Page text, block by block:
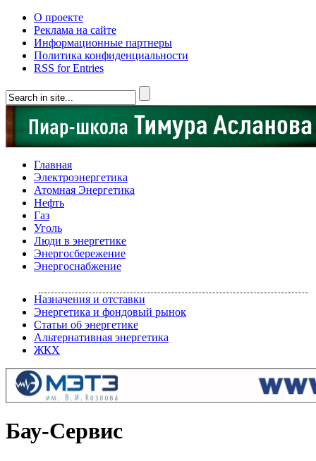
О проекте
Реклама на сайте
Информационные партнеры
Политика конфиденциальности
RSS for Entries
Главная
Электроэнергетика
Атомная Энергетика
Нефть
Газ
Уголь
Люди в энергетике
Энергосбережение
Энергоснабжение
Назначения и отставки
Энергетика и фондовый рынок
Статьи об энергетике
Альтернативная энергетика
ЖКХ
Бау-Сервис